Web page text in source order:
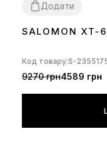
Додати
3637 38 394041 42 43
SALOMON XT-
Код товару:S-
9270 грн4589 грн